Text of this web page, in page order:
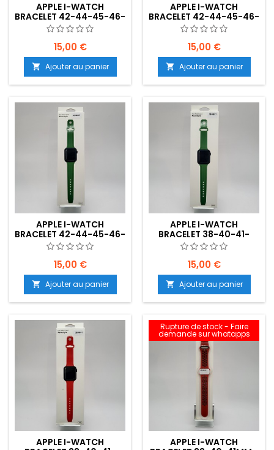
APPLE I-WATCH
BRACELET 42-44-45-46-
49MM- ROUGE-
NOIR(BICOLORE) -
EMPLACEMENT: Z02-B25-
E04
15,00 €
 Ajouter au panier
APPLE I-WATCH
BRACELET 42-44-45-46-
49MM- ROUGE -
EMPLACEMENT: Z02-B25-
E05
15,00 €
 Ajouter au panier
APPLE I-WATCH
BRACELET 42-44-45-46-
49MM- VERT -
EMPLACEMENT: Z02-B25-
E05
15,00 €
 Ajouter au panier
APPLE I-WATCH
BRACELET 38-40-41-
42MM - VERT -
EMPLACEMENT: Z02-B25-
E04
15,00 €
 Ajouter au panier
APPLE I-WATCH
Rupture de stock - Faire
demande sur whatapps
APPLE I-WATCH